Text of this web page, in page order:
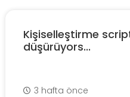
Kişiselleştirme
düşürüyors...
3 hafta önce